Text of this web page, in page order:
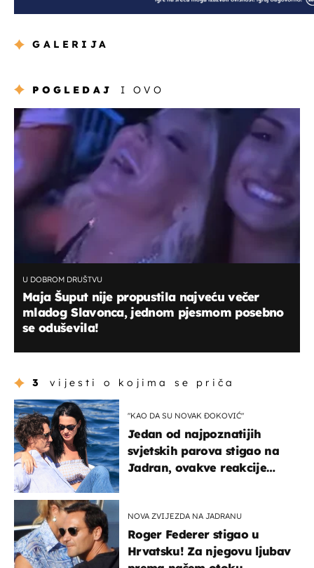
GALERIJA
POGLEDAJ I OVO
U DOBROM DRUŠTVU
Maja Šuput nije propustila najveću večer
mladog Slavonca, jednom pjesmom posebno
se oduševila!
3 vijesti o kojima se priča
"KAO DA SU NOVAK ĐOKOVIĆ"
Jedan od najpoznatijih
svjetskih parova stigao na
Jadran, ovakve reakcije
NOVA ZVIJEZDA NA JADRANU
Roger Federer stigao u
Hrvatsku! Za njegovu ljubav